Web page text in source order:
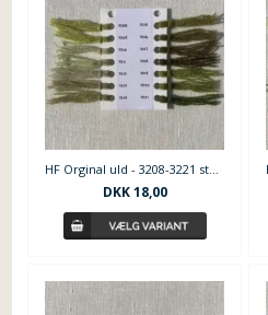
DKK18,00